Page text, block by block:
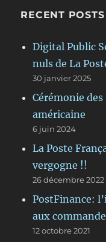
RECENT
Digital Public
nuls de La
30 janvier 2025
Cérémonie
américaine
6 juin 2024
La Poste
vergogne !!
26 décembre 2022
PostFinance:
aux
12 octobre 2021